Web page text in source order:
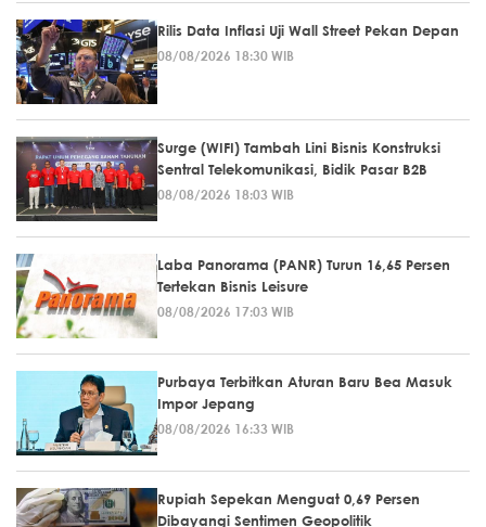
Rilis Data Inflasi Uji Wall Street Pekan Depan
08/08/2026 18:30 WIB
Surge (WIFI) Tambah Lini Bisnis Konstruksi
Sentral Telekomunikasi, Bidik Pasar B2B
08/08/2026 18:03 WIB
Laba Panorama (PANR) Turun 16,65 Persen
Tertekan Bisnis Leisure
08/08/2026 17:03 WIB
Purbaya Terbitkan Aturan Baru Bea Masuk
Impor Jepang
08/08/2026 16:33 WIB
Rupiah Sepekan Menguat 0,69 Persen
Dibayangi Sentimen Geopolitik